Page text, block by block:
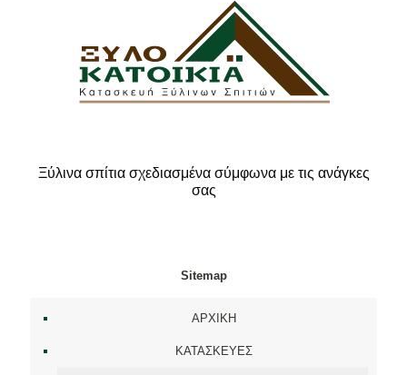
Ξύλινα σπίτια σχεδιασμένα σύμφωνα με τις ανάγκες
σας
Sitemap
ΑΡΧΙΚΗ
ΚΑΤΑΣΚΕΥΕΣ